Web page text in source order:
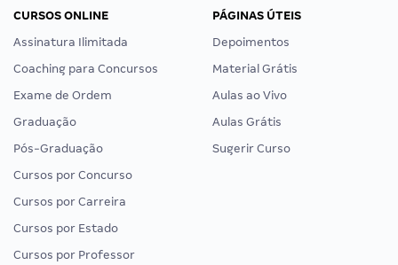
CURSOS ONLINE
Assinatura Ilimitada
Coaching para Concursos
Exame de Ordem
Graduação
Pós-Graduação
Cursos por Concurso
Cursos por Carreira
Cursos por Estado
Cursos por Professor
PÁGINAS ÚTEIS
Depoimentos
Material Grátis
Aulas ao Vivo
Aulas Grátis
Sugerir Curso